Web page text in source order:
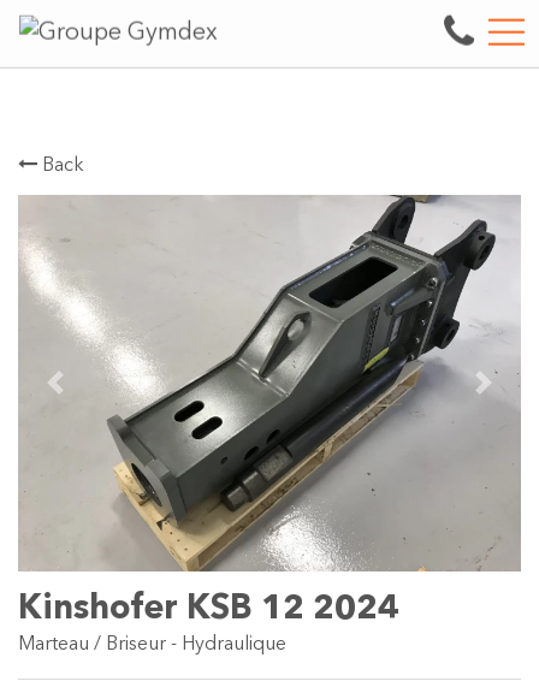
FR
Back
Previous Next
Kinshofer KSB 12 2024
Marteau / Briseur - Hydraulique